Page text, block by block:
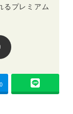
るプレミアム
0